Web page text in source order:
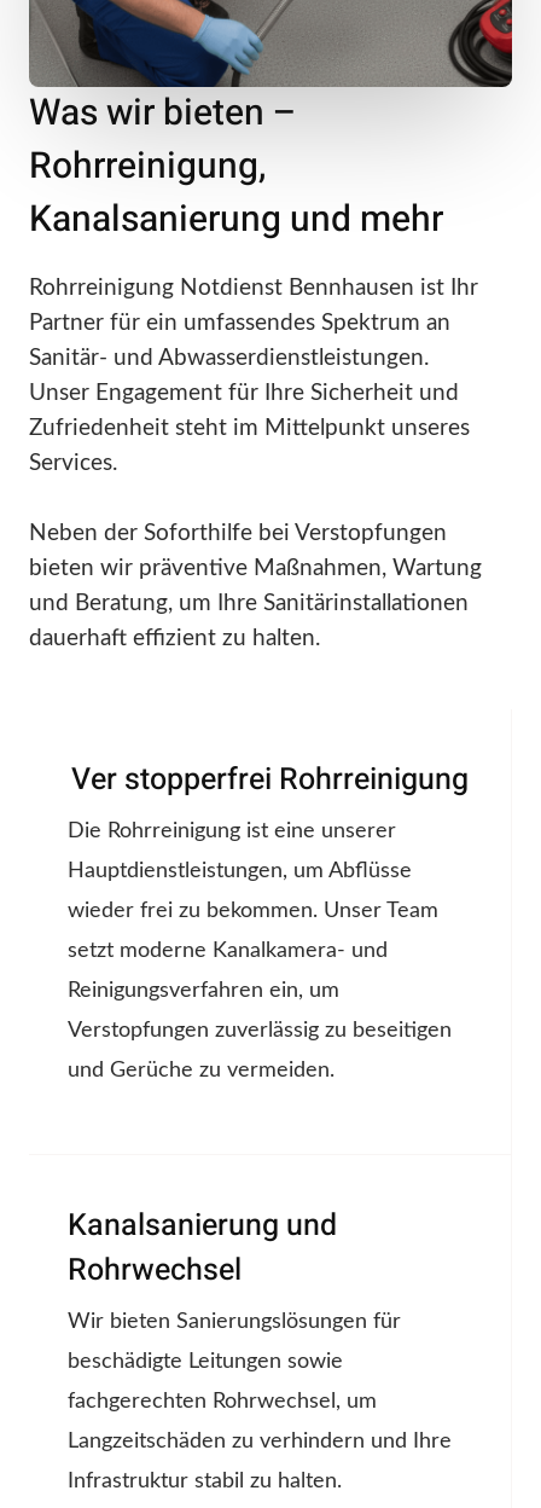
Was wir bieten –
Rohrreinigung,
Kanalsanierung und mehr
Rohrreinigung Notdienst Bennhausen ist Ihr
Partner für ein umfassendes Spektrum an
Sanitär- und Abwasserdienstleistungen.
Unser Engagement für Ihre Sicherheit und
Zufriedenheit steht im Mittelpunkt unseres
Services.
Neben der Soforthilfe bei Verstopfungen
bieten wir präventive Maßnahmen, Wartung
und Beratung, um Ihre Sanitärinstallationen
dauerhaft effizient zu halten.
Ver stopperfrei Rohrreinigung
Die Rohrreinigung ist eine unserer
Hauptdienstleistungen, um Abflüsse
wieder frei zu bekommen. Unser Team
setzt moderne Kanalkamera- und
Reinigungsverfahren ein, um
Verstopfungen zuverlässig zu beseitigen
und Gerüche zu vermeiden.
Kanalsanierung und
Rohrwechsel
Wir bieten Sanierungslösungen für
beschädigte Leitungen sowie
fachgerechten Rohrwechsel, um
Langzeitschäden zu verhindern und Ihre
Infrastruktur stabil zu halten.